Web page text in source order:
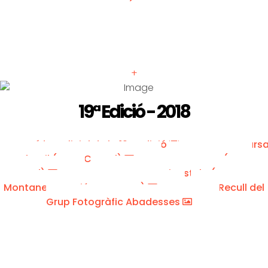
+
19ª Edició - 2018
Vídeo oficial de la 19a edició
Infantil (Marc Cargol)
Taga (Marc
Cargol)
Carena Puigestela (Josep Mª
Montaner - Nació Muntanya)
Recull del
Grup Fotogràfic Abadesses